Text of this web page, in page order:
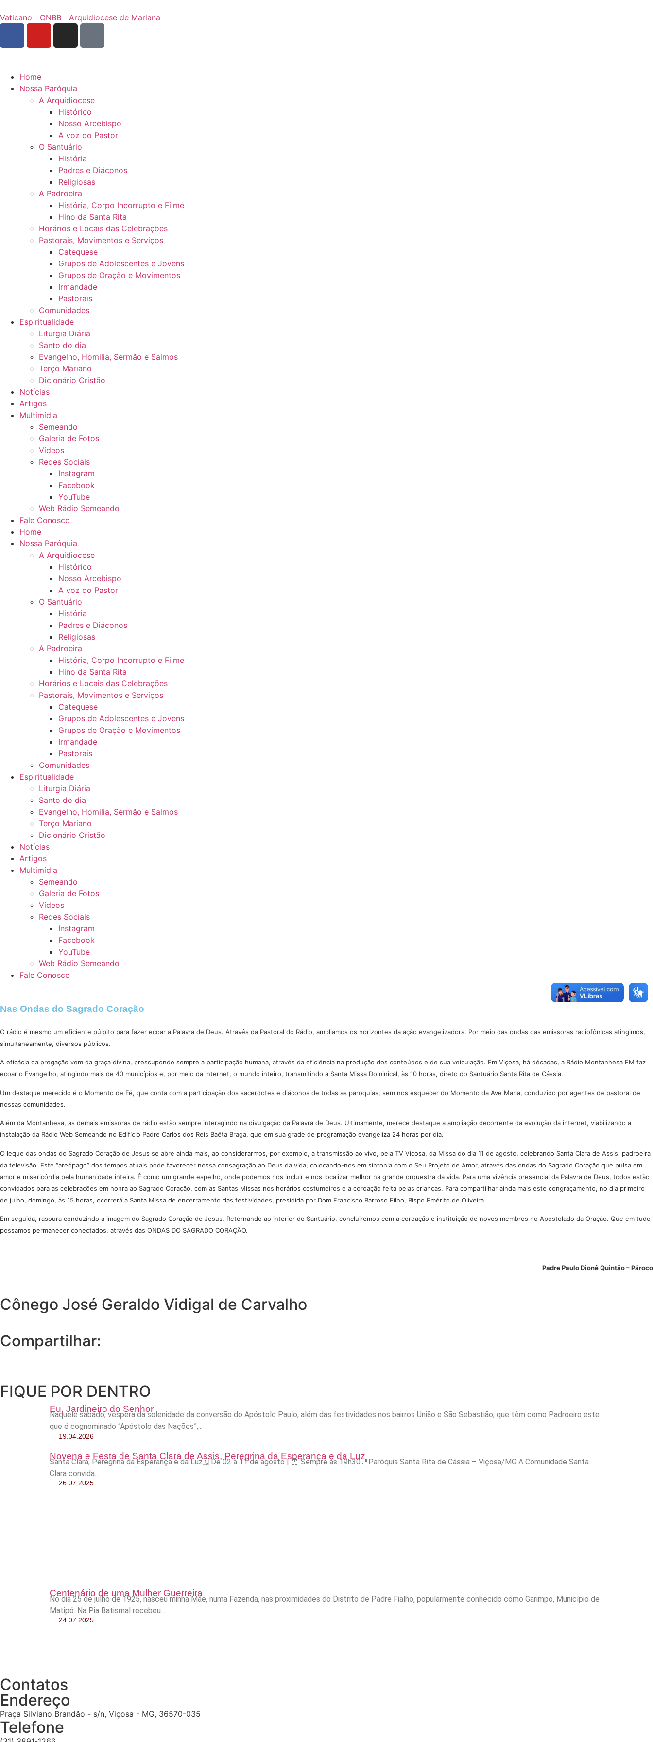
Vaticano CNBB Arquidiocese de Mariana
Home
Nossa Paróquia
A Arquidiocese
Histórico
Nosso Arcebispo
A voz do Pastor
O Santuário
História
Padres e Diáconos
Religiosas
A Padroeira
História, Corpo Incorrupto e Filme
Hino da Santa Rita
Horários e Locais das Celebrações
Pastorais, Movimentos e Serviços
Catequese
Grupos de Adolescentes e Jovens
Grupos de Oração e Movimentos
Irmandade
Pastorais
Comunidades
Espiritualidade
Liturgia Diária
Santo do dia
Evangelho, Homilia, Sermão e Salmos
Terço Mariano
Dicionário Cristão
Notícias
Artigos
Multimídia
Semeando
Galeria de Fotos
Vídeos
Redes Sociais
Instagram
Facebook
YouTube
Web Rádio Semeando
Fale Conosco
Home
Nossa Paróquia
A Arquidiocese
Histórico
Nosso Arcebispo
A voz do Pastor
O Santuário
História
Padres e Diáconos
Religiosas
A Padroeira
História, Corpo Incorrupto e Filme
Hino da Santa Rita
Horários e Locais das Celebrações
Pastorais, Movimentos e Serviços
Catequese
Grupos de Adolescentes e Jovens
Grupos de Oração e Movimentos
Irmandade
Pastorais
Comunidades
Espiritualidade
Liturgia Diária
Santo do dia
Evangelho, Homilia, Sermão e Salmos
Terço Mariano
Dicionário Cristão
Notícias
Artigos
Multimídia
Semeando
Galeria de Fotos
Vídeos
Redes Sociais
Instagram
Facebook
YouTube
Web Rádio Semeando
Fale Conosco
Nas Ondas do Sagrado Coração
O rádio é mesmo um eficiente púlpito para fazer ecoar a Palavra de Deus. Através da Pastoral do Rádio, ampliamos os horizontes da ação evangelizadora. Por meio das ondas das emissoras radiofônicas atingimos,
simultaneamente, diversos públicos.
A eficácia da pregação vem da graça divina, pressupondo sempre a participação humana, através da eficiência na produção dos conteúdos e de sua veiculação. Em Viçosa, há décadas, a Rádio Montanhesa FM faz
ecoar o Evangelho, atingindo mais de 40 municípios e, por meio da internet, o mundo inteiro, transmitindo a Santa Missa Dominical, às 10 horas, direto do Santuário Santa Rita de Cássia.
Um destaque merecido é o Momento de Fé, que conta com a participação dos sacerdotes e diáconos de todas as paróquias, sem nos esquecer do Momento da Ave Maria, conduzido por agentes de pastoral de
nossas comunidades.
Além da Montanhesa, as demais emissoras de rádio estão sempre interagindo na divulgação da Palavra de Deus. Ultimamente, merece destaque a ampliação decorrente da evolução da internet, viabilizando a
instalação da Rádio Web Semeando no Edifício Padre Carlos dos Reis Baêta Braga, que em sua grade de programação evangeliza 24 horas por dia.
O leque das ondas do Sagrado Coração de Jesus se abre ainda mais, ao considerarmos, por exemplo, a transmissão ao vivo, pela TV Viçosa, da Missa do dia 11 de agosto, celebrando Santa Clara de Assis, padroeira
da televisão. Este “areópago” dos tempos atuais pode favorecer nossa consagração ao Deus da vida, colocando-nos em sintonia com o Seu Projeto de Amor, através das ondas do Sagrado Coração que pulsa em
amor e misericórdia pela humanidade inteira. É como um grande espelho, onde podemos nos incluir e nos localizar melhor na grande orquestra da vida. Para uma vivência presencial da Palavra de Deus, todos estão
convidados para as celebrações em honra ao Sagrado Coração, com as Santas Missas nos horários costumeiros e a coroação feita pelas crianças. Para compartilhar ainda mais este congraçamento, no dia primeiro
de julho, domingo, às 15 horas, ocorrerá a Santa Missa de encerramento das festividades, presidida por Dom Francisco Barroso Filho, Bispo Emérito de Oliveira.
Em seguida, rasoura conduzindo a imagem do Sagrado Coração de Jesus. Retornando ao interior do Santuário, concluiremos com a coroação e instituição de novos membros no Apostolado da Oração. Que em tudo
possamos permanecer conectados, através das ONDAS DO SAGRADO CORAÇÃO.
Padre Paulo Dionê Quintão – Pároco
Cônego José Geraldo Vidigal de Carvalho
Compartilhar:
FIQUE POR DENTRO
Eu, Jardineiro do Senhor
Naquele sábado, véspera da solenidade da conversão do Apóstolo Paulo, além das festividades nos bairros União e São Sebastião, que têm como Padroeiro este
que é cognominado “Apóstolo das Nações”,...
19.04.2026
Novena e Festa de Santa Clara de Assis, Peregrina da Esperança e da Luz
Santa Clara, Peregrina da Esperança e da Luz🗓️ De 02 a 11 de agosto | ⏰ Sempre às 19h30📍Paróquia Santa Rita de Cássia – Viçosa/MG A Comunidade Santa
Clara convida...
26.07.2025
Centenário de uma Mulher Guerreira
No dia 25 de julho de 1925, nasceu minha Mãe, numa Fazenda, nas proximidades do Distrito de Padre Fialho, popularmente conhecido como Garimpo, Município de
Matipó. Na Pia Batismal recebeu...
24.07.2025
Contatos
Endereço
Praça Silviano Brandão - s/n, Viçosa - MG, 36570-035
Telefone